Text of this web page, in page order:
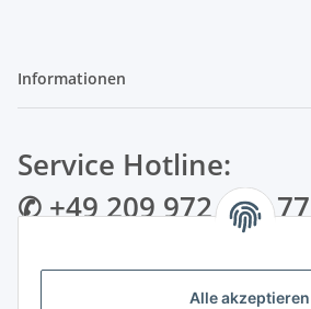
Alle akzeptieren
Informationen
Service Hotline:
✆ +49 209 972 995 77